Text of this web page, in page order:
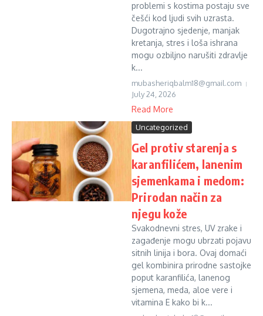
problemi s kostima postaju sve
češći kod ljudi svih uzrasta.
Dugotrajno sjedenje, manjak
kretanja, stres i loša ishrana
mogu ozbiljno narušiti zdravlje
k...
mubasheriqbalm18@gmail.com
July 24, 2026
Read More
Uncategorized
Gel protiv starenja s
karanfilićem, lanenim
sjemenkama i medom:
Prirodan način za
njegu kože
Svakodnevni stres, UV zrake i
zagađenje mogu ubrzati pojavu
sitnih linija i bora. Ovaj domaći
gel kombinira prirodne sastojke
poput karanfilića, lanenog
sjemena, meda, aloe vere i
vitamina E kako bi k...